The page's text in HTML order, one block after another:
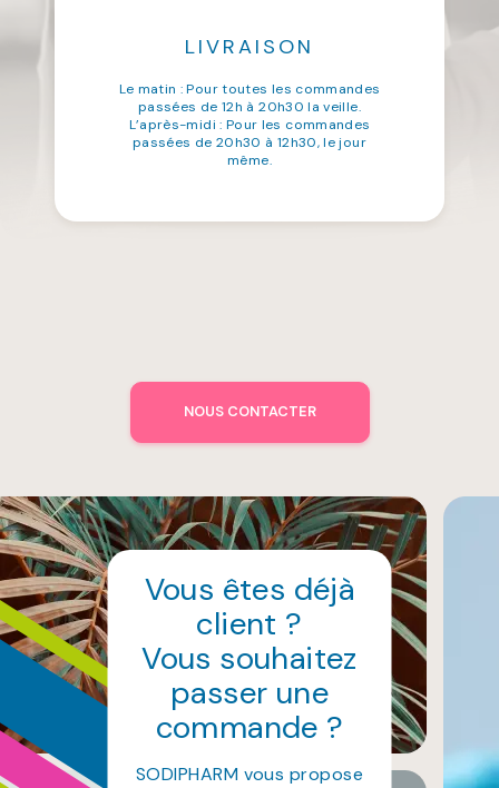
LIVRAISON
Le matin : Pour toutes les commandes
passées de 12h à 20h30 la veille.
L’après-midi : Pour les commandes
passées de 20h30 à 12h30, le jour
même.
NOUS CONTACTER
Vous êtes déjà
client ?
Vous souhaitez
passer une
commande ?
SODIPHARM vous propose